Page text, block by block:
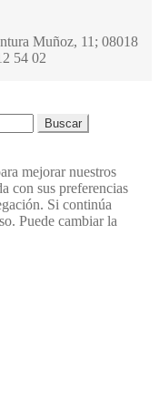
Muñoz, 11; 08018
54 02
Buscar
mejorar nuestros
con sus preferencias
Si continúa
Puede cambiar la